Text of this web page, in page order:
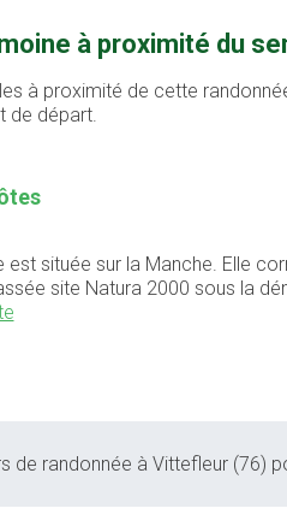
à proximité du
à proximité de cette
de départ.
est située sur la Manche. Elle
site Natura 2000 sous la
de randonnée à Vittefleur (76)